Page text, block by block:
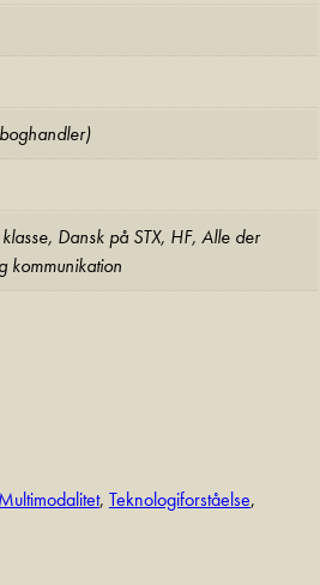
Dansk på STX, HF, Alle der
kommunikation
Multimodalitet, Teknologiforståelse,